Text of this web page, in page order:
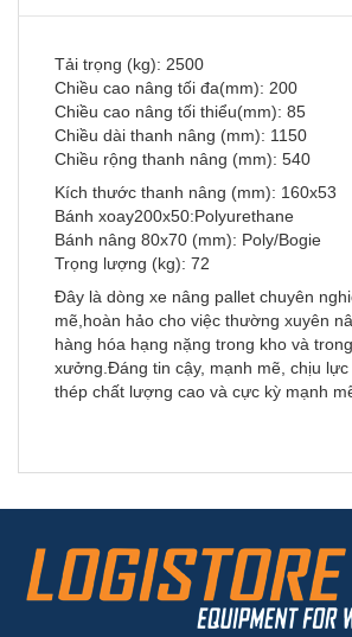
Tải trọng (kg): 2500
Chiều cao nâng tối đa(mm): 200
Chiều cao nâng tối thiểu(mm): 85
Chiều dài thanh nâng (mm): 1150
Chiều rộng thanh nâng (mm): 540
Kích thước thanh nâng (mm): 160x53
Bánh xoay200x50:Polyurethane
Bánh nâng 80x70 (mm): Poly/Bogie
Trọng lượng (kg): 72
Đây là dòng xe nâng pallet chuyên
mẽ,hoàn hảo cho việc thường xuyên
hàng hóa hạng nặng trong kho và
xưởng.Đáng tin cậy, mạnh mẽ, chịu
thép chất lượng cao và cực kỳ mạnh